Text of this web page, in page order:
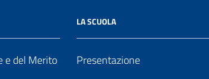
e del Merito
LA SCUOLA
Presentazione